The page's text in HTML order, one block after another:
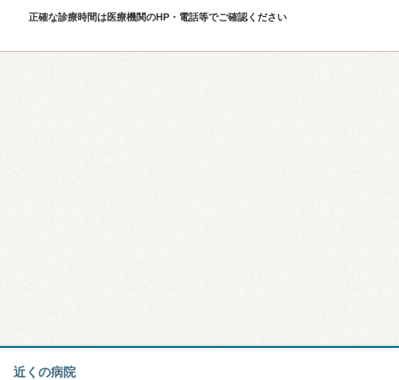
正確な診療時間は医療機関のHP・電話等でご確認ください
近くの病院